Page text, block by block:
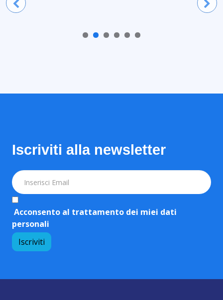
Iscriviti alla newsletter
Acconsento al trattamento dei miei dati
personali